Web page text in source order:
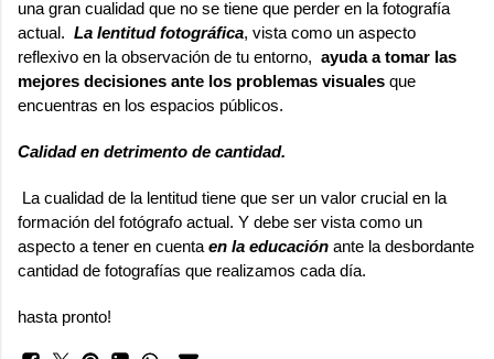
una gran cualidad que no se tiene que perder en la fotografía
actual. La lentitud fotográfica, vista como un aspecto
reflexivo en la observación de tu entorno, ayuda a tomar las
mejores decisiones ante los problemas visuales que
encuentras en los espacios públicos.
Calidad en detrimento de cantidad.
La cualidad de la lentitud tiene que ser un valor crucial en la
formación del fotógrafo actual. Y debe ser vista como un
aspecto a tener en cuenta en la educación ante la desbordante
cantidad de fotografías que realizamos cada día.
hasta pronto!